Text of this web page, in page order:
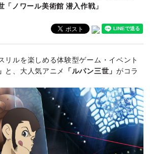
「ノワール美術館 潜入作戦」
リルを楽しめる体験型ゲーム・イベント
と、大人気アニメ 「ルパン三世」 がコラ